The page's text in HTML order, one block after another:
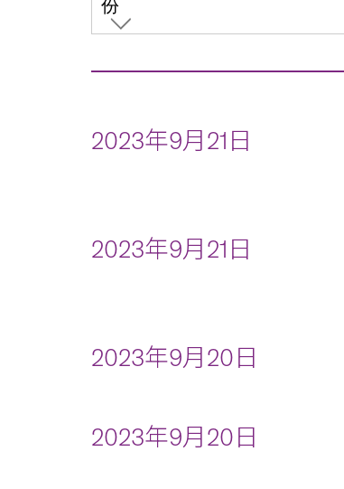
份
2023年9月21日
2023年9月21日
2023年9月20日
2023年9月20日